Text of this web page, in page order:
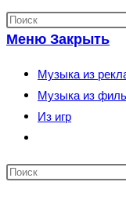
по
веб-
сайту
Меню Закрыть
Музыка из
Музыка из
Из игр
по